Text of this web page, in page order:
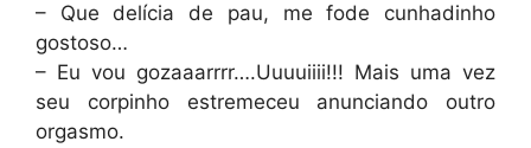
– Que delícia de pau, me fode cunhadinho
gostoso…
– Eu vou gozaaarrrr….Uuuuiiii!!! Mais uma vez
seu corpinho estremeceu anunciando outro
orgasmo.